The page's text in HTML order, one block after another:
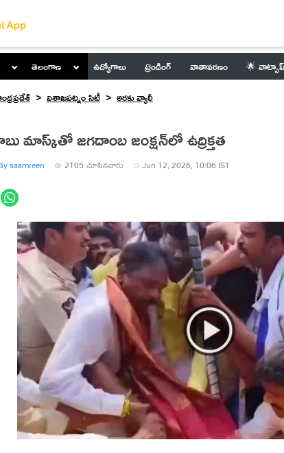
తెలంగాణ ఉద్యోగాలు ట్రెండింగ్ వాతావరణం 🌟
విశాఖపట్నం సిటీ అరకు వ్యాలీ
మాస్క్‌తో జగదాంబ జంక్షన్‌లో ఉద్రిక్తత
saamreen 2105 చూసినవారు Jun 12, 2026, 10:06 IST